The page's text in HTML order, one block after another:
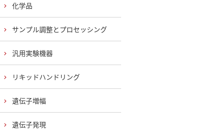
化学品
サンプル調整とプロセッシング
汎用実験機器
リキッドハンドリング
遺伝子増幅
遺伝子発現